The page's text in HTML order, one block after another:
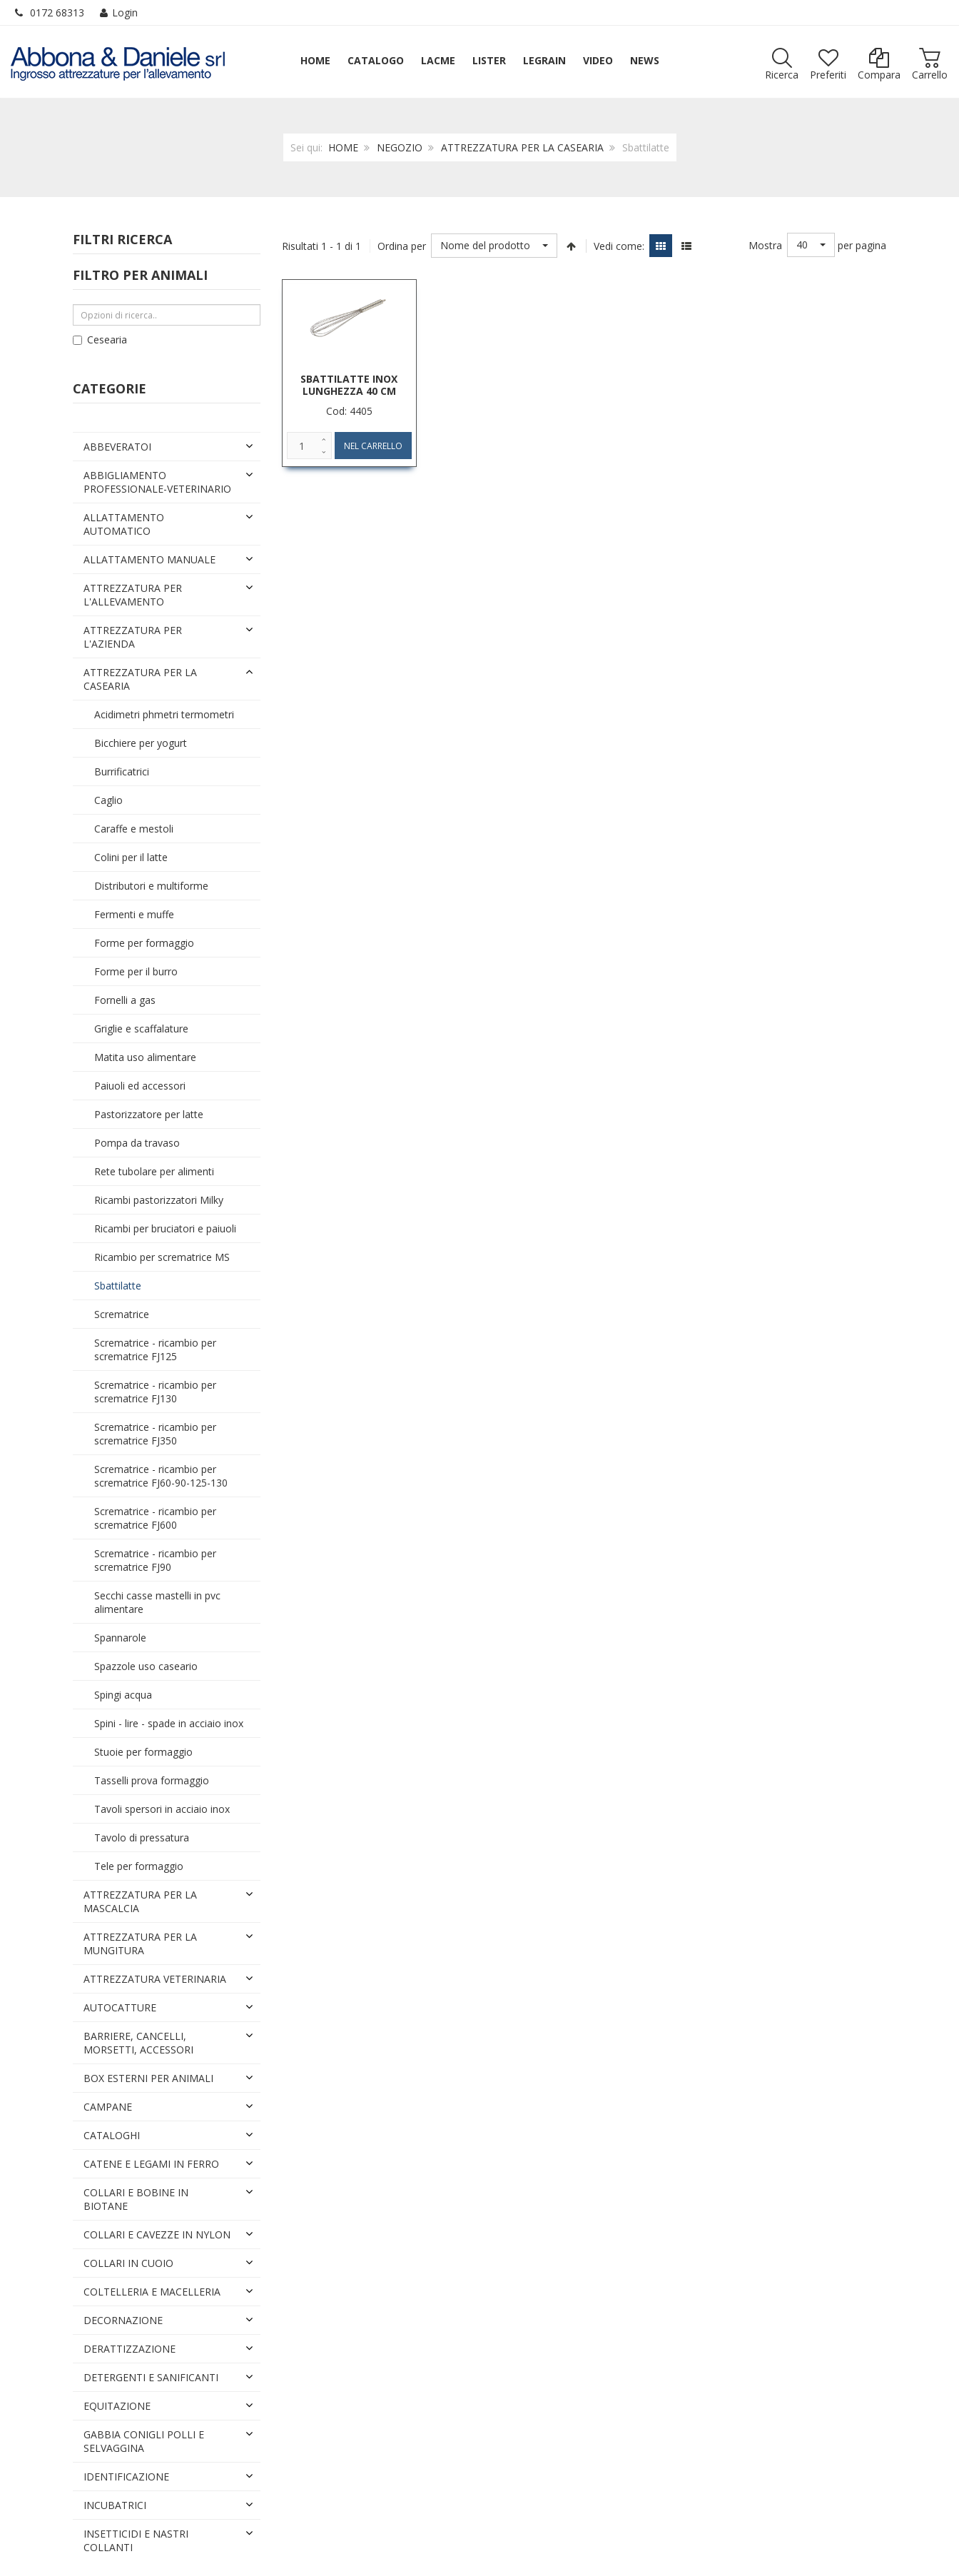
0172 68313 Login
HOME CATALOGO LACME LISTER LEGRAIN VIDEO
NEWS
Ricerca
Preferiti Compara Carrello
Sei qui: HOME NEGOZIO ATTREZZATURA PER LA CASEARIA Sbattilatte
FILTRI RICERCA
FILTRO PER ANIMALI
Cesearia
CATEGORIE
ABBEVERATOI
ABBIGLIAMENTO
PROFESSIONALE-VETERINARIO
ALLATTAMENTO
AUTOMATICO
ALLATTAMENTO MANUALE
ATTREZZATURA PER
L'ALLEVAMENTO
ATTREZZATURA PER
L'AZIENDA
ATTREZZATURA PER LA
CASEARIA
Acidimetri phmetri termometri
Bicchiere per yogurt
Burrificatrici
Caglio
Caraffe e mestoli
Colini per il latte
Distributori e multiforme
Fermenti e muffe
Forme per formaggio
Forme per il burro
Fornelli a gas
Griglie e scaffalature
Matita uso alimentare
Paiuoli ed accessori
Pastorizzatore per latte
Pompa da travaso
Rete tubolare per alimenti
Ricambi pastorizzatori Milky
Ricambi per bruciatori e paiuoli
Ricambio per scrematrice MS
Sbattilatte
Scrematrice
Scrematrice - ricambio per
scrematrice FJ125
Scrematrice - ricambio per
scrematrice FJ130
Scrematrice - ricambio per
scrematrice FJ350
Scrematrice - ricambio per
scrematrice FJ60-90-125-130
Scrematrice - ricambio per
scrematrice FJ600
Scrematrice - ricambio per
scrematrice FJ90
Secchi casse mastelli in pvc
alimentare
Spannarole
Spazzole uso caseario
Spingi acqua
Spini - lire - spade in acciaio inox
Stuoie per formaggio
Tasselli prova formaggio
Tavoli spersori in acciaio inox
Tavolo di pressatura
Tele per formaggio
ATTREZZATURA PER LA
MASCALCIA
ATTREZZATURA PER LA
MUNGITURA
ATTREZZATURA VETERINARIA
AUTOCATTURE
BARRIERE, CANCELLI,
MORSETTI, ACCESSORI
BOX ESTERNI PER ANIMALI
CAMPANE
CATALOGHI
CATENE E LEGAMI IN FERRO
COLLARI E BOBINE IN
BIOTANE
COLLARI E CAVEZZE IN NYLON
COLLARI IN CUOIO
COLTELLERIA E MACELLERIA
DECORNAZIONE
DERATTIZZAZIONE
DETERGENTI E SANIFICANTI
EQUITAZIONE
GABBIA CONIGLI POLLI E
SELVAGGINA
IDENTIFICAZIONE
INCUBATRICI
INSETTICIDI E NASTRI
COLLANTI
Risultati 1 - 1 di 1 Ordina per Nome del prodotto Vedi come: Mostra 40 per pagina
SBATTILATTE INOX
LUNGHEZZA 40 CM
Cod: 4405